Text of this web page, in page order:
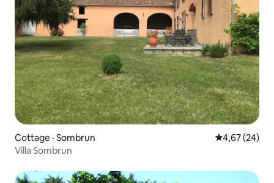
Cottage · Sombrun Note
4,67 (24)
Villa Sombrun